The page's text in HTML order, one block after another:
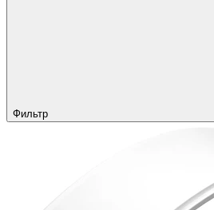
Фильтр